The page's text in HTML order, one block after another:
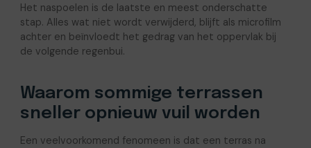
Het naspoelen is de laatste en meest onderschatte
stap. Alles wat niet wordt verwijderd, blijft als microfilm
achter en beïnvloedt het gedrag van het oppervlak bij
de volgende regenbui.
Waarom sommige terrassen
sneller opnieuw vuil worden
Een veelvoorkomend fenomeen is dat een terras na